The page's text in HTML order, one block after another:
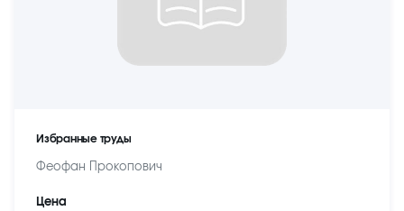
Избранные труды
Феофан Прокопович
Цена